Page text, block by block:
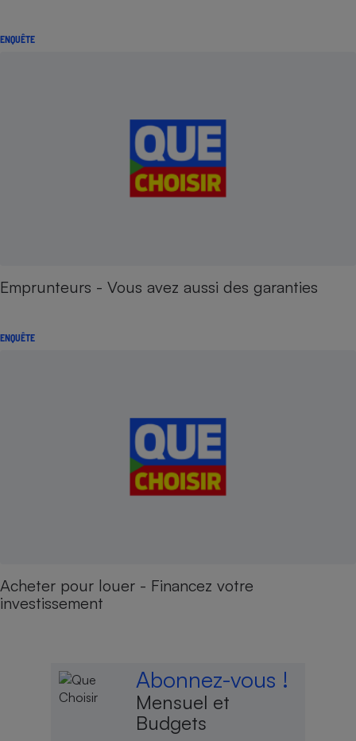
ENQUÊTE
Emprunteurs - Vous avez aussi des garanties
ENQUÊTE
Acheter pour louer - Financez votre
investissement
Abonnez-vous !
Mensuel et
Budgets